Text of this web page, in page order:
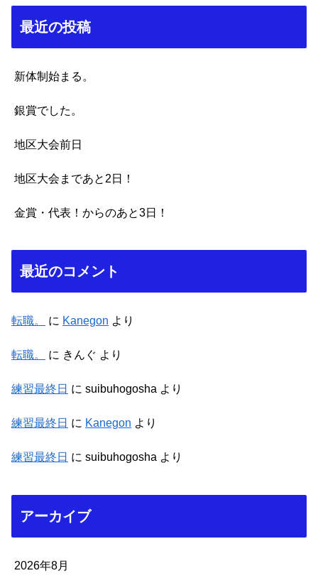
最近の投稿
新体制始まる。
銀賞でした。
地区大会前日
地区大会まであと2日！
金賞・代表！からのあと3日！
最近のコメント
転職。 に Kanegon より
転職。 に きんぐ より
練習最終日 に suibuhogosha より
練習最終日 に Kanegon より
練習最終日 に suibuhogosha より
アーカイブ
2026年8月